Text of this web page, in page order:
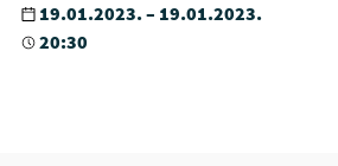
19.01.2023. – 19.01.2023.
20:30